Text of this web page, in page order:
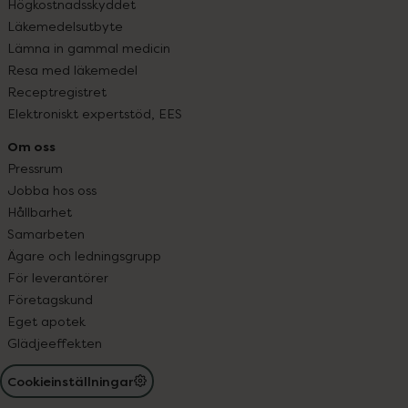
Högkostnadsskyddet
Läkemedelsutbyte
Lämna in gammal medicin
Resa med läkemedel
Receptregistret
Elektroniskt expertstöd, EES
Om oss
Pressrum
Jobba hos oss
Hållbarhet
Samarbeten
Ägare och ledningsgrupp
För leverantörer
Företagskund
Eget apotek
Glädjeeffekten
Cookieinställningar